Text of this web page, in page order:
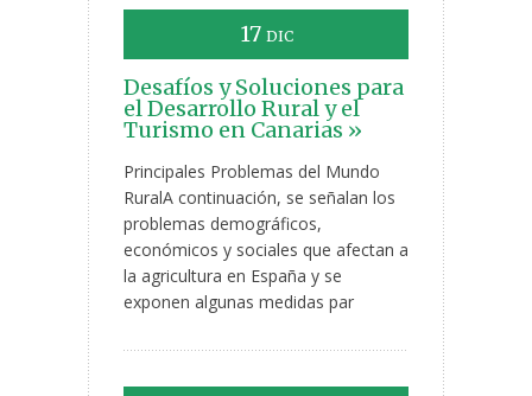
17 DIC
Desafíos y Soluciones para
el Desarrollo Rural y el
Turismo en Canarias »
Principales Problemas del Mundo
RuralA continuación, se señalan los
problemas demográficos,
económicos y sociales que afectan a
la agricultura en España y se
exponen algunas medidas par